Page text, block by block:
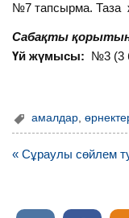
№7 тапсырма. Таза
Сабақты
Үй жүмысы: №3 (3
амалдар ,
Навигация
« Сұраулы сөйлем